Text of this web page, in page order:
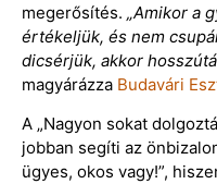
megerősítés. „Amikor a
értékeljük, és nem
dicsérjük, akkor
magyárázza Budavári
A „Nagyon sokat
jobban segíti az
ügyes, okos vagy!”,